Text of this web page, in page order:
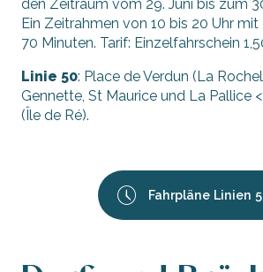
den Zeitraum vom 29. Juni bis zum
Ein Zeitrahmen von 10 bis 20 Uhr
70 Minuten. Tarif: Einzelfahrschein
Linie 50: Place de Verdun (La
Gennette, St Maurice und La Pallice
(Île de Ré).
Fahrpläne Linien